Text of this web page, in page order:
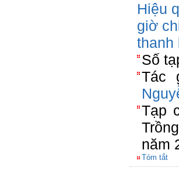
Hiệu
giờ
thanh
Số
Tác
Tạp
năm
Tóm tắt